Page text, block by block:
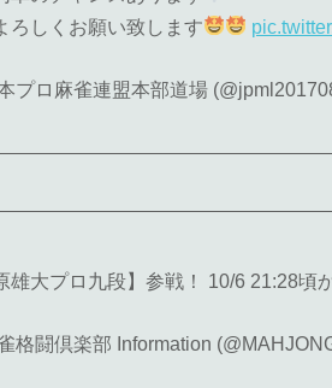
ろしくお願い致します
プロ麻雀連盟本部道場
雄大プロ九段】参戦！ 10/6 21:28
格闘倶楽部 Information